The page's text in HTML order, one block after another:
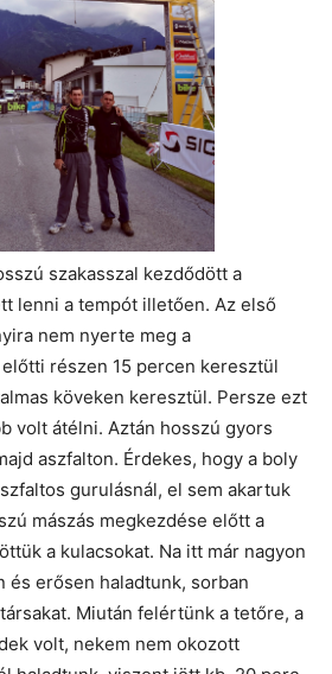
szakasszal kezdődött a
lenni a tempót illetően. Az első
nem nyerte meg a
részen 15 percen keresztül
köveken keresztül. Persze ezt
volt átélni. Aztán hosszú gyors
aszfalton. Érdekes, hogy a boly
gurulásnál, el sem akartuk
mászás megkezdése előtt a
a kulacsokat. Na itt már nagyon
és erősen haladtunk, sorban
Miután felértünk a tetőre, a
volt, nekem nem okozott